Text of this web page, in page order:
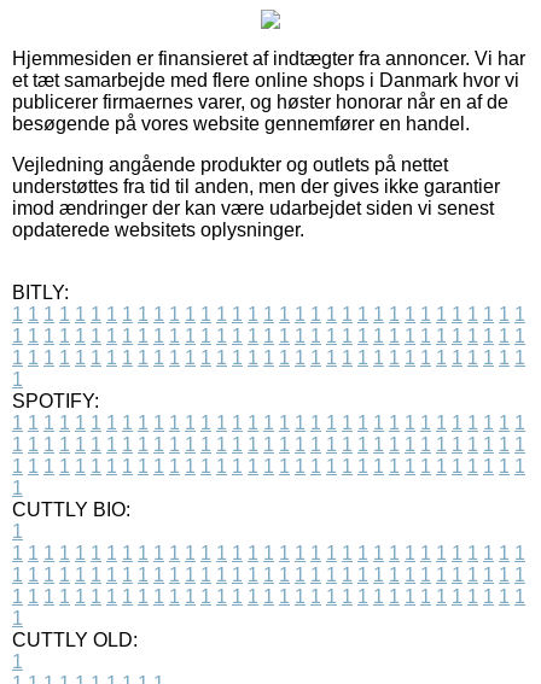
Hjemmesiden er finansieret af indtægter fra annoncer. Vi har
et tæt samarbejde med flere online shops i Danmark hvor vi
publicerer firmaernes varer, og høster honorar når en af de
besøgende på vores website gennemfører en handel.
Vejledning angående produkter og outlets på nettet
understøttes fra tid til anden, men der gives ikke garantier
imod ændringer der kan være udarbejdet siden vi senest
opdaterede websitets oplysninger.
BITLY:
1 1 1 1 1 1 1 1 1 1 1 1 1 1 1 1 1 1 1 1 1 1 1 1 1 1 1 1 1 1 1 1 1
1 1 1 1 1 1 1 1 1 1 1 1 1 1 1 1 1 1 1 1 1 1 1 1 1 1 1 1 1 1 1 1 1
1 1 1 1 1 1 1 1 1 1 1 1 1 1 1 1 1 1 1 1 1 1 1 1 1 1 1 1 1 1 1 1 1
1
SPOTIFY:
1 1 1 1 1 1 1 1 1 1 1 1 1 1 1 1 1 1 1 1 1 1 1 1 1 1 1 1 1 1 1 1 1
1 1 1 1 1 1 1 1 1 1 1 1 1 1 1 1 1 1 1 1 1 1 1 1 1 1 1 1 1 1 1 1 1
1 1 1 1 1 1 1 1 1 1 1 1 1 1 1 1 1 1 1 1 1 1 1 1 1 1 1 1 1 1 1 1 1
1
CUTTLY BIO:
1
1 1 1 1 1 1 1 1 1 1 1 1 1 1 1 1 1 1 1 1 1 1 1 1 1 1 1 1 1 1 1 1 1
1 1 1 1 1 1 1 1 1 1 1 1 1 1 1 1 1 1 1 1 1 1 1 1 1 1 1 1 1 1 1 1 1
1 1 1 1 1 1 1 1 1 1 1 1 1 1 1 1 1 1 1 1 1 1 1 1 1 1 1 1 1 1 1 1 1
1
CUTTLY OLD:
1